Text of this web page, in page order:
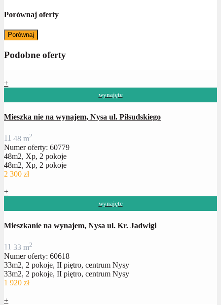
Porównaj oferty
Porównaj
Podobne oferty
+
wynajęte
Mieszka nie na wynajem, Nysa ul. Piłsudskiego
11 48 m2
Numer oferty: 60779
48m2, Xp, 2 pokoje
48m2, Xp, 2 pokoje
2 300 zł
+
wynajęte
Mieszkanie na wynajem, Nysa ul. Kr. Jadwigi
11 33 m2
Numer oferty: 60618
33m2, 2 pokoje, II piętro, centrum Nysy
33m2, 2 pokoje, II piętro, centrum Nysy
1 920 zł
+